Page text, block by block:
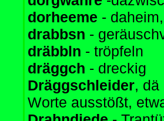
dorheeme -
drabbsn -
dräbbln - tröpfeln
dräggch - dreckig
Dräggschleider, dä
Worte ausstößt,